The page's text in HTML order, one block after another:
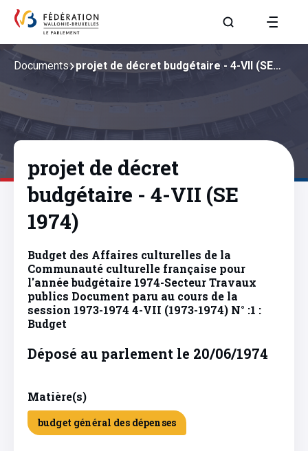
Aller à la page
Documents projet de décret budgétaire - 4-VII (SE…
projet de décret
budgétaire - 4-VII (SE
1974)
Budget des Affaires culturelles de la
Communauté culturelle française pour
l'année budgétaire 1974-Secteur Travaux
publics Document paru au cours de la
session 1973-1974 4-VII (1973-1974) N° :1 :
Budget
Déposé au parlement le 20/06/1974
Matière(s)
budget général des dépenses